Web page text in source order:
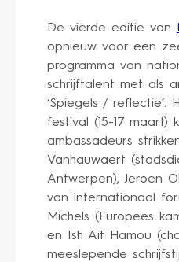
De vierde editie van
opnieuw voor een
programma van
schrijftalent met als
‘Spiegels / reflectie’.
festival (15-17 maart)
ambassadeurs
Vanhauwaert
Antwerpen), Jeroen
van internationaal
Michels (Europees
en Ish Ait Hamou
meeslepende